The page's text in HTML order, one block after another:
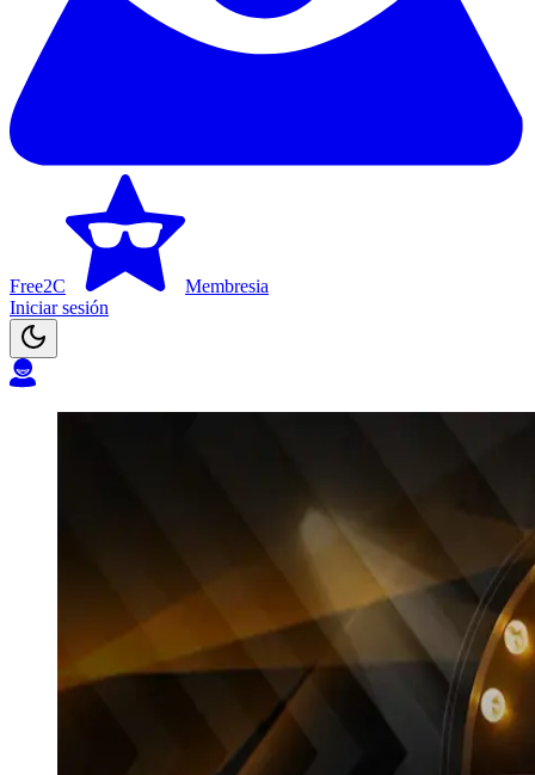
Free2C
Membresia
Iniciar sesión